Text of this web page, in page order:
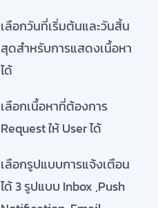
เลือกวันที่เริ่มต้นและวันสิ้น
สุดสำหรับการแสดงเนื้อหา
ได้
เลือกเนื้อหาที่ต้องการ
Request ให้ User ได้
เลือกรูปแบบการแจ้งเตือน
ได้ 3 รูปแบบ Inbox ,Push